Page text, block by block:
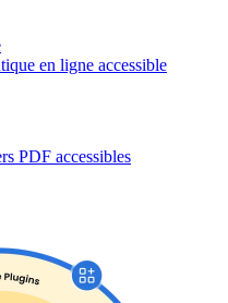
en ligne accessible
PDF accessibles